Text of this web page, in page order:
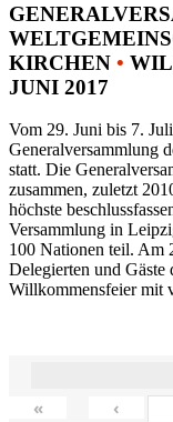
KIRCHEN •
JUNI 2017
Vom 29. Juni bis 7.
Generalversammlung
statt. Die
zusammen, zuletzt
höchste
Versammlung in
100 Nationen teil. Am
Delegierten und Gäste
Willkommensfeier mit
« ‹